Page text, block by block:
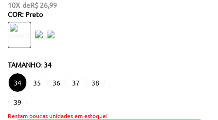
10 R$ 26,99
COR: Preto
TAMANHO: 34
34 35 36 37 38
39
Restam poucas unidades em estoque!